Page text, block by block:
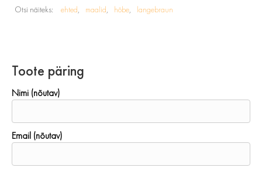
Otsi näiteks: ehted maalid hõbe langebraun
Toote päring
Nimi (nõutav)
Email (nõutav)